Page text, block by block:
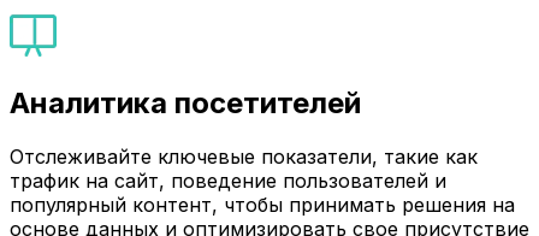
Аналитика посетителей
Отслеживайте ключевые показатели, такие как
трафик на сайт, поведение пользователей и
популярный контент, чтобы принимать решения на
основе данных и оптимизировать свое присутствие